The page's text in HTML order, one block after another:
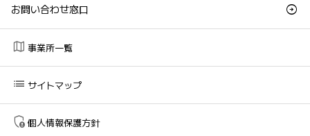
お問い合わせ窓口
map 事業所一覧
list サイトマップ
admin_panel_settings 個人情報保護方針